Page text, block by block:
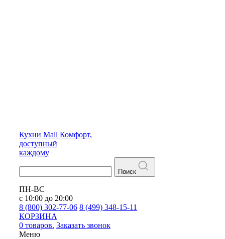
Кухни Mall Комфорт,
доступный
каждому
Поиск
ПН-ВС
с 10:00 до 20:00
8 (800) 302-77-06 8 (499) 348-15-11
КОРЗИНА
0 товаров. Заказать звонок
Меню